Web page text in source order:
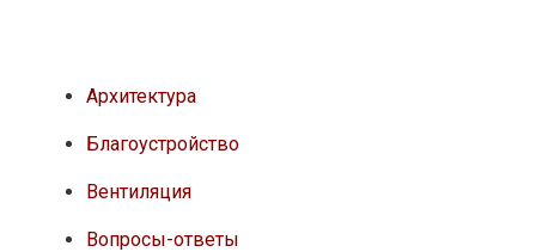
Архитектура
Благоустройство
Вентиляция
Вопросы-ответы